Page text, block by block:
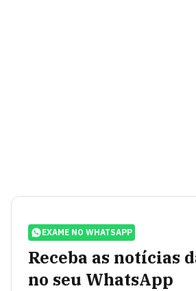
EXAME NO WHATSAPP
Receba as notícias
no seu WhatsApp